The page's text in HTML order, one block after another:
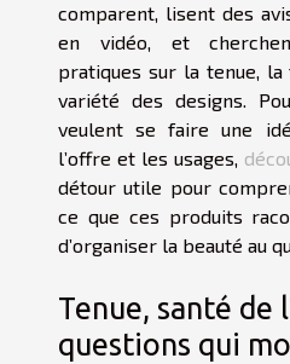
comparent, lisent des
en vidéo, et
pratiques sur la tenue,
variété des designs.
veulent se faire une
l’offre et les usages,
détour utile pour
ce que ces produits
d’organiser la beauté au
Tenue, santé de
questions qui